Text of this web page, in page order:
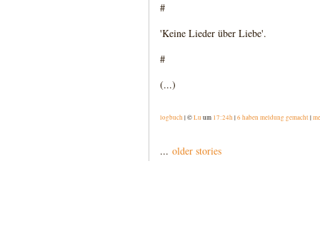
#
'Keine Lieder über Liebe'.
#
(...)
logbuch | ©Lu um 17:24h |6 haben meldung gemacht|
... older stories